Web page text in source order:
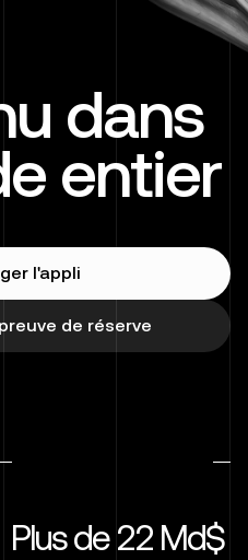
dans
entier
l'appli
de réserve
Plus de 22 Md$